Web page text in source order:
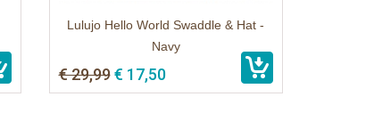
Lulujo Hello World Swaddle & Hat -
Navy
€ 29,99€ 17,50